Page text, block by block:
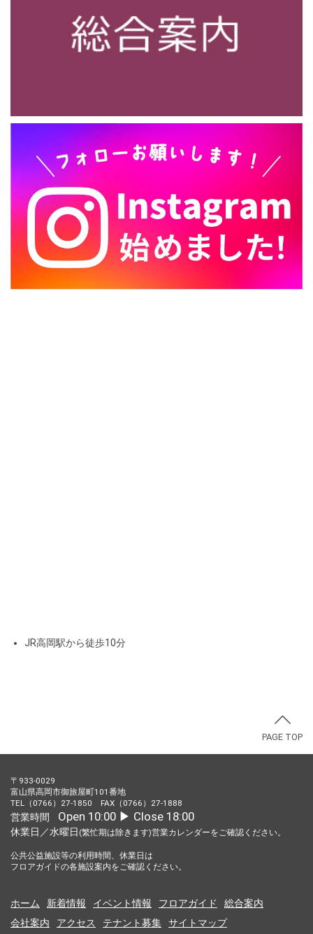
JR高岡駅から徒歩10分
PAGE TOP
〒933-0029
富山県高岡市御旅屋町101番地
TEL（0766）27-1850 FAX（0766）27-1888
営業時間 Open 10:00 ▶︎ Close 18:00
休業日／水曜日 (繁忙期は除きます)営業カレンダーをご確認ください。
公共公益施設等の利用時間、休業日は
フロアガイドの各施設案内をご確認ください。
ホーム 新着情報 イベント情報 フロアガイド
総合案内
会社案内
アクセス テナント募集 サイトマップ